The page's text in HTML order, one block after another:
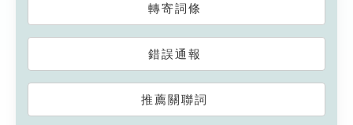
轉寄詞條
錯誤通報
推薦關聯詞